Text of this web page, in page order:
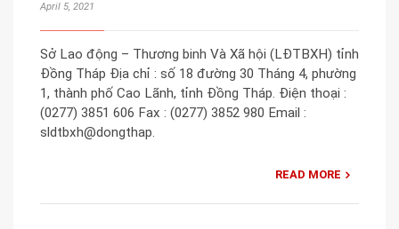
April 5, 2021
Sở Lao động – Thương binh Và Xã hội (LĐTBXH) tỉnh
Đồng Tháp Địa chỉ : số 18 đường 30 Tháng 4, phường
1, thành phố Cao Lãnh, tỉnh Đồng Tháp. Điện thoại :
(0277) 3851 606 Fax : (0277) 3852 980 Email :
sldtbxh@dongthap.
READ MORE